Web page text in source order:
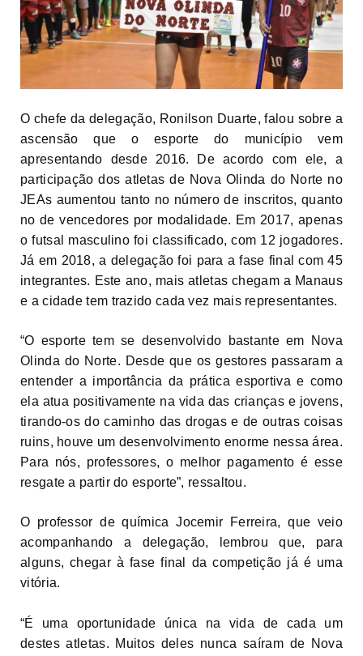
O chefe da delegação, Ronilson Duarte, falou sobre a
ascensão que o esporte do município vem
apresentando desde 2016. De acordo com ele, a
participação dos atletas de Nova Olinda do Norte no
JEAs aumentou tanto no número de inscritos, quanto
no de vencedores por modalidade. Em 2017, apenas
o futsal masculino foi classificado, com 12 jogadores.
Já em 2018, a delegação foi para a fase final com 45
integrantes. Este ano, mais atletas chegam a Manaus
e a cidade tem trazido cada vez mais representantes.
“O esporte tem se desenvolvido bastante em Nova
Olinda do Norte. Desde que os gestores passaram a
entender a importância da prática esportiva e como
ela atua positivamente na vida das crianças e jovens,
tirando-os do caminho das drogas e de outras coisas
ruins, houve um desenvolvimento enorme nessa área.
Para nós, professores, o melhor pagamento é esse
resgate a partir do esporte”, ressaltou.
O professor de química Jocemir Ferreira, que veio
acompanhando a delegação, lembrou que, para
alguns, chegar à fase final da competição já é uma
vitória.
“É uma oportunidade única na vida de cada um
destes atletas. Muitos deles nunca saíram de Nova